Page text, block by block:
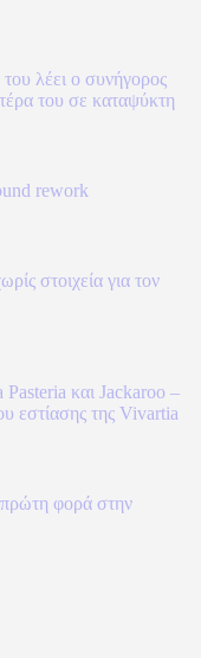
λέει ο συνήγορος
του σε καταψύκτη
rework
στοιχεία για τον
Pasteria και Jackaroo –
εστίασης της Vivartia
πρώτη φορά στην